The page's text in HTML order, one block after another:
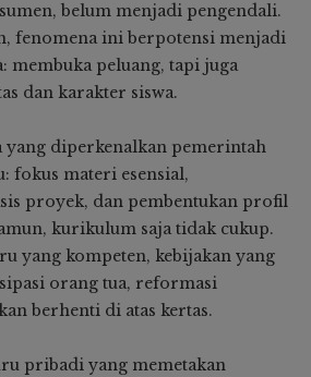
belum menjadi pengendali.
fenomena ini berpotensi menjadi
membuka peluang, tapi juga
dan karakter siswa.
diperkenalkan pemerintah
fokus materi esensial,
proyek, dan pembentukan profil
kurikulum saja tidak cukup.
yang kompeten, kebijakan yang
orang tua, reformasi
berhenti di atas kertas.
pribadi yang memetakan